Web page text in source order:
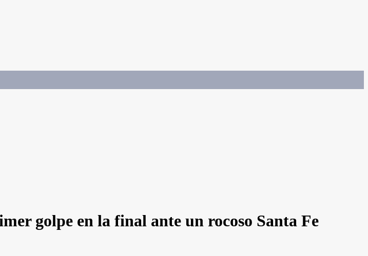
golpe en la final ante un rocoso Santa Fe